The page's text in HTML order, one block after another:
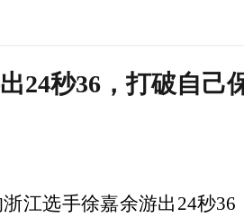
24秒36，打破自己
江选手徐嘉余游出24秒